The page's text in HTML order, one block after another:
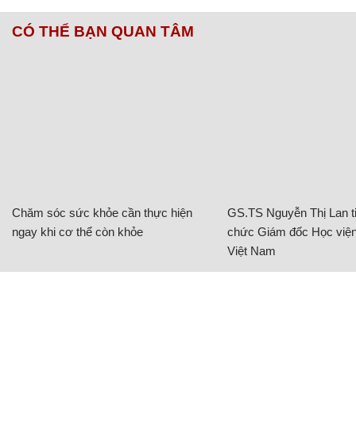
CÓ THỂ BẠN QUAN TÂM
Chăm sóc sức khỏe cần thực hiện
ngay khi cơ thể còn khỏe
GS.TS Nguyễn Thị Lan
chức Giám đốc Học
Việt Nam